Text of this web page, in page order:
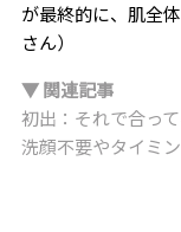
が最終的に、肌全
さん）
▼ 関連記事
初出：それで合っ
洗顔不要やタイミ